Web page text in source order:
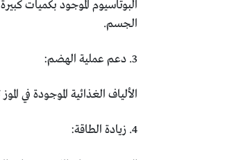
البوتاسيوم الموجود بكميات
الجسم.
3. دعم عملية الهضم:
الألياف الغذائية الموجودة في
4. زيادة الطاقة: